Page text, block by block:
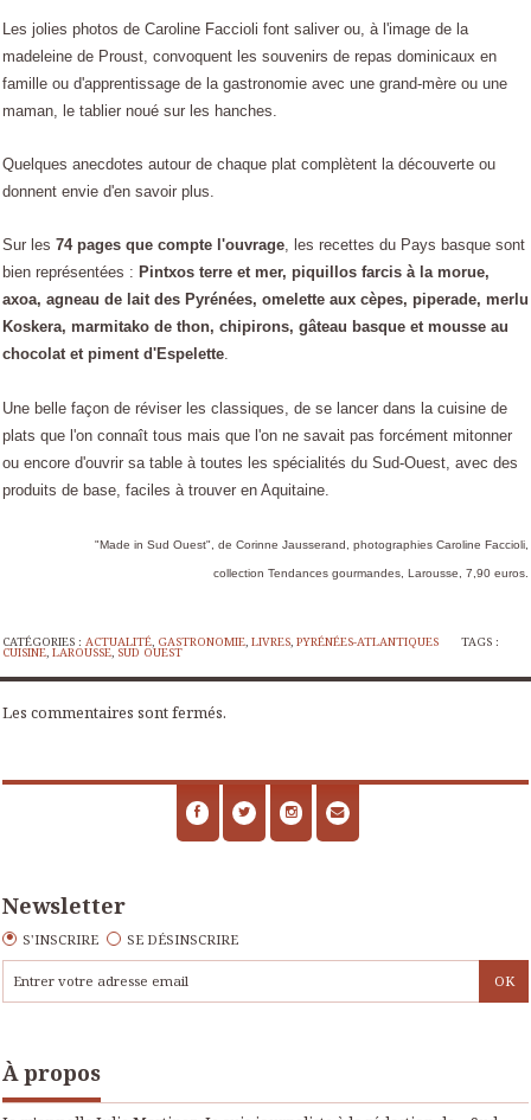
Les jolies photos de Caroline Faccioli font saliver ou, à l'image de la
madeleine de Proust, convoquent les souvenirs de repas dominicaux en
famille ou d'apprentissage de la gastronomie avec une grand-mère ou une
maman, le tablier noué sur les hanches.
Quelques anecdotes autour de chaque plat complètent la découverte ou
donnent envie d'en savoir plus.
Sur les 74 pages que compte l'ouvrage, les recettes du Pays basque sont
bien représentées : Pintxos terre et mer, piquillos farcis à la morue,
axoa, agneau de lait des Pyrénées, omelette aux cèpes, piperade, merlu
Koskera, marmitako de thon, chipirons, gâteau basque et mousse au
chocolat et piment d'Espelette.
Une belle façon de réviser les classiques, de se lancer dans la cuisine de
plats que l'on connaît tous mais que l'on ne savait pas forcément mitonner
ou encore d'ouvrir sa table à toutes les spécialités du Sud-Ouest, avec des
produits de base, faciles à trouver en Aquitaine.
"Made in Sud Ouest", de Corinne Jausserand, photographies Caroline Faccioli,
collection Tendances gourmandes, Larousse, 7,90 euros.
CATÉGORIES : ACTUALITÉ, GASTRONOMIE, LIVRES, PYRÉNÉES-ATLANTIQUES TAGS :
CUISINE, LAROUSSE, SUD OUEST
Les commentaires sont fermés.
Newsletter
S'INSCRIRE SE DÉSINSCRIRE
À propos